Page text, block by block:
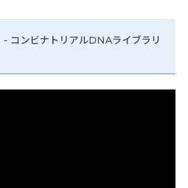
- コンビナトリアルDNAライブラリ